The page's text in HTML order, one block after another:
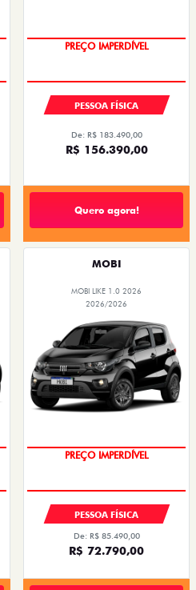
PESSOA FÍSICA
De: R$ 183.490,00
R$ 156.390,00
Quero agora!
MOBI
MOBI LIKE 1.0 2026
2026/2026
SUPER DESCONTO
PESSOA FÍSICA
De: R$ 85.490,00
R$ 72.790,00